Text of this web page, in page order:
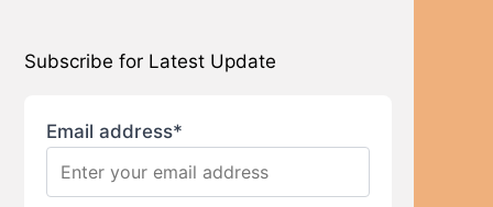
Subscribe for Latest Update
Email address*